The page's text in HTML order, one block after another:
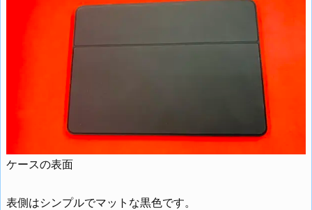
ケースの表面
表側はシンプルでマットな黒色です。